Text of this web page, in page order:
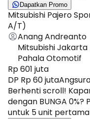
Dapatkan Promo
Mitsubishi Pajero
A/T)
Anang Andreanto
Mitsubishi
Pahala Otomotif
Rp 601 juta
DP Rp 60 juta
​Berhenti scroll!
dengan BUNGA
untuk 5 unit